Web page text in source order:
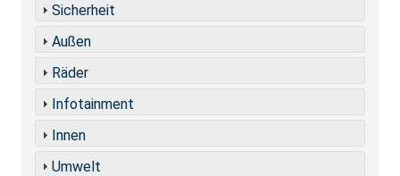
Sicherheit
Außen
Räder
Infotainment
Innen
Umwelt